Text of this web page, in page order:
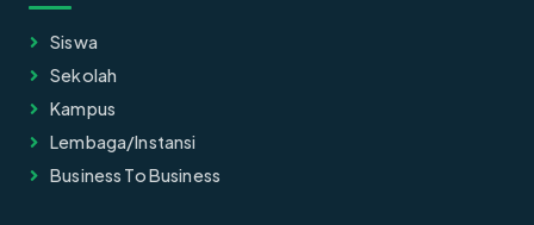
Siswa
Sekolah
Kampus
Lembaga/instansi
Business To Business